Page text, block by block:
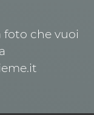
che vuoi